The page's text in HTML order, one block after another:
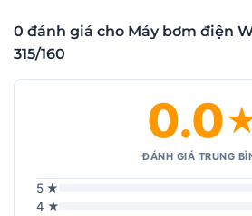
0 đánh giá cho Máy bơm điện
315/160
0.0
ĐÁNH GIÁ TRUNG
5 ★
4 ★